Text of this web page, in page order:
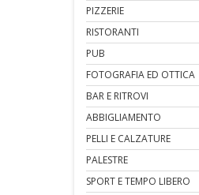
PIZZERIE
RISTORANTI
PUB
FOTOGRAFIA ED OTTICA
BAR E RITROVI
ABBIGLIAMENTO
PELLI E CALZATURE
PALESTRE
SPORT E TEMPO LIBERO